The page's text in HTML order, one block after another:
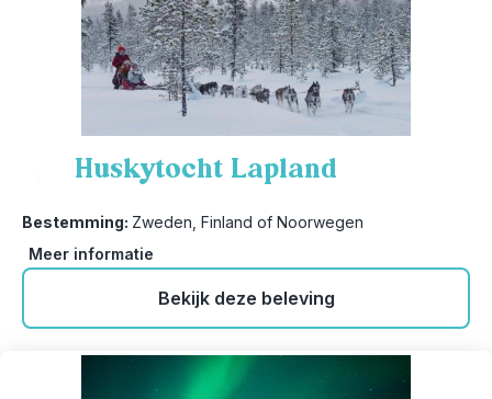
Huskytocht Lapland
Bestemming: Zweden, Finland of Noorwegen
Meer informatie
Bekijk deze beleving